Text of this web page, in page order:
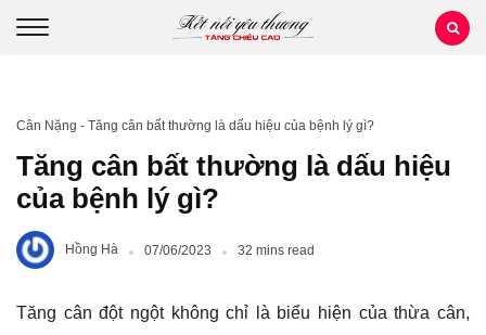
Cân Nặng - Tăng cân bất thường là dấu hiệu của bệnh lý gì?
Tăng cân bất thường là dấu hiệu
của bệnh lý gì?
Hồng Hà 07/06/2023 32 mins read
Tăng cân đột ngột không chỉ là biểu hiện của thừa cân,